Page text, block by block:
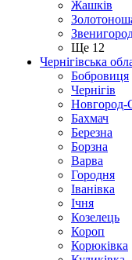
Жашків
Ще 12
Чернігівська
Бобровиця
Чернігів
Новгород-
Бахмач
Березна
Борзна
Варва
Городня
Іванівка
Ічня
Козелець
Короп
Корюківка